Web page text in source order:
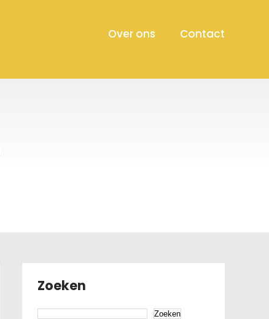
Over ons Contact
Zoeken
Zoeken